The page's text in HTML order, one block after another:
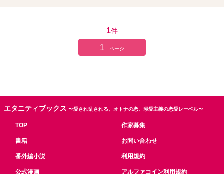
1件
1 ページ
エタニティブックス 〜愛され乱される、オトナの恋。溺愛主義の恋愛レーベル〜
TOP
書籍
番外編小説
公式漫画
作家募集
お問い合わせ
利用規約
アルファコイン利用規約